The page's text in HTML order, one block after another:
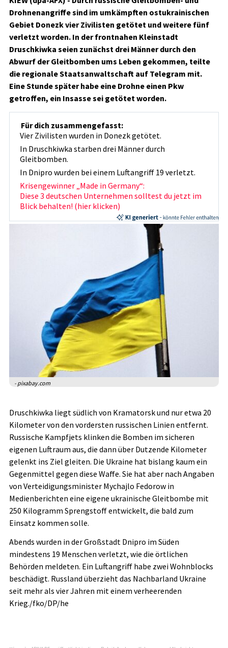
Drohnenangriffe sind im umkämpften ostukrainischen
Gebiet Donezk vier Zivilisten getötet und weitere fünf
verletzt worden. In der frontnahen Kleinstadt
Druschkiwka seien zunächst drei Männer durch den
Abwurf der Gleitbomben ums Leben gekommen, teilte
die regionale Staatsanwaltschaft auf Telegram mit.
Eine Stunde später habe eine Drohne einen Pkw
getroffen, ein Insasse sei getötet worden.
Für dich zusammengefasst:
Vier Zivilisten wurden in Donezk getötet.
In Druschkiwka starben drei Männer durch
Gleitbomben.
In Dnipro wurden bei einem Luftangriff 19 verletzt.
Krisengewinner „Made in Germany“:
Diese 3 deutschen Unternehmen solltest du jetzt im
Blick behalten! (hier klicken)
- pixabay.com
Druschkiwka liegt südlich von Kramatorsk und nur etwa 20
Kilometer von den vordersten russischen Linien entfernt.
Russische Kampfjets klinken die Bomben im sicheren
eigenen Luftraum aus, die dann über Dutzende Kilometer
gelenkt ins Ziel gleiten. Die Ukraine hat bislang kaum ein
Gegenmittel gegen diese Waffe. Sie hat aber nach Angaben
von Verteidigungsminister Mychajlo Fedorow in
Medienberichten eine eigene ukrainische Gleitbombe mit
250 Kilogramm Sprengstoff entwickelt, die bald zum
Einsatz kommen solle.
Abends wurden in der Großstadt Dnipro im Süden
mindestens 19 Menschen verletzt, wie die örtlichen
Behörden meldeten. Ein Luftangriff habe zwei Wohnblocks
beschädigt. Russland überzieht das Nachbarland Ukraine
seit mehr als vier Jahren mit einem verheerenden
Krieg./fko/DP/he